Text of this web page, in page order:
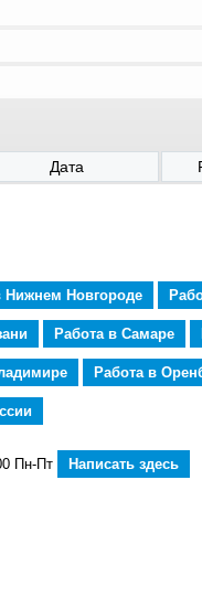
Дата
Нижнем Новгороде
Работа в Самаре
Работа в
Пн-Пт Написать здесь